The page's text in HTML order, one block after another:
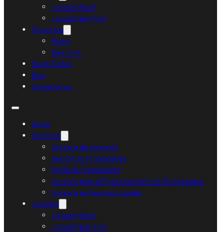
Listado Miami
Listado New York
Proyectos
Miami
New York
Ruedi Sieber
Blog
Contáctanos
Home
Servicios
Asesoría de Inversión
Gestión de Propiedades
Renta de Propiedades
Asesoría para el Financiamiento de Propiedades
Asesoría en Asuntos Legales
Listados
Listado Miami
Listado New York